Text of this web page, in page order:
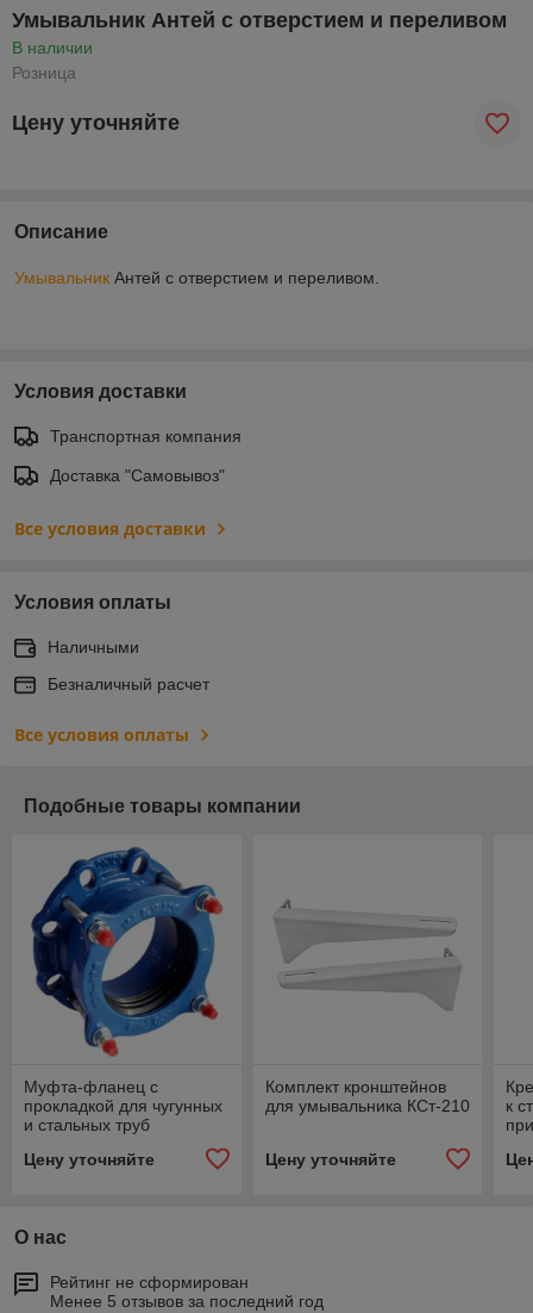
Умывальник Антей с отверстием и переливом
В наличии
Розница
Цену уточняйте
Описание
Умывальник Антей с отверстием и переливом.
Условия доставки
Транспортная компания
Доставка "Самовывоз"
Все условия доставки
Условия оплаты
Наличными
Безналичный расчет
Все условия оплаты
Подобные товары компании
Муфта-фланец с
прокладкой для чугунных
и стальных труб
Цену уточняйте
Комплект кронштейнов
для умывальника КСт-210
Цену уточняйте
к
О нас
Рейтинг не сформирован
Менее 5 отзывов за последний год